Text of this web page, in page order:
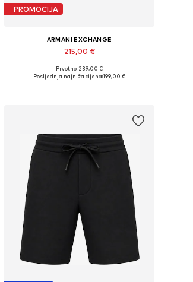
PROMOCIJA
ARMANI EXCHANGE
215,00 €
Dostupne veličine: One Size
Prvotno: 239,00 €
Posljednja najniža cijena:199,00 €